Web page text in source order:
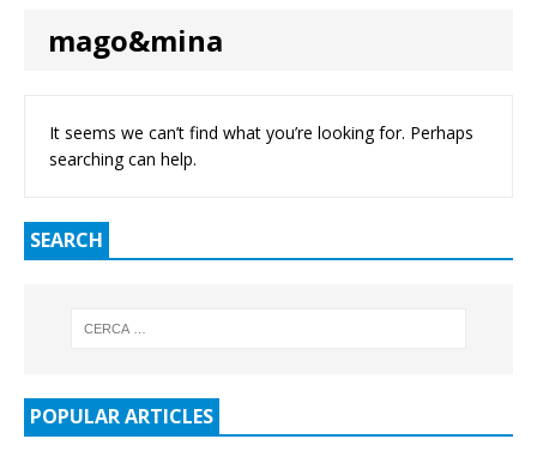
mago&mina
It seems we can’t find what you’re looking for. Perhaps
searching can help.
SEARCH
POPULAR ARTICLES